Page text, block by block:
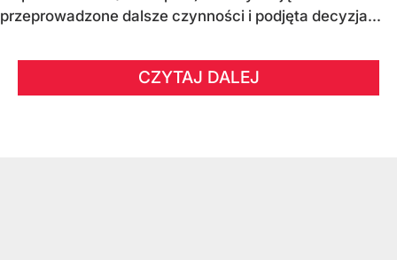
przeprowadzone dalsze czynności i podjęta decyzja...
CZYTAJ DALEJ